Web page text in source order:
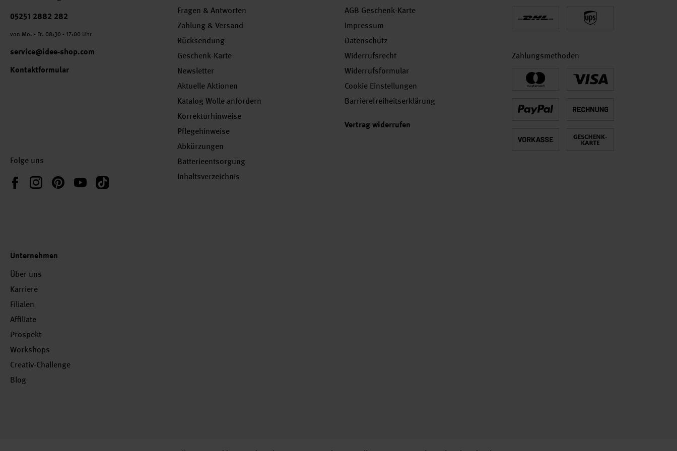
Telefonnummer
05251 2882 282
von Mo. - Fr. 08:30 - 17:00 Uhr
service@idee-shop.com
Kontaktformular
Folge uns
FacebookInstagramPinterestYouTubeTikTok
Fragen & Antworten
Zahlung & Versand
Rücksendung
Geschenk-Karte
Newsletter
Aktuelle Aktionen
Katalog Wolle anfordern
Korrekturhinweise
Pflegehinweise
Abkürzungen
Batterieentsorgung
Inhaltsverzeichnis
AGB Geschenk-Karte
Impressum
Datenschutz
Widerrufsrecht
Widerrufsformular
Cookie Einstellungen
Barrierefreiheitserklärung
Vertrag widerrufen
Zahlungsmethoden
Unternehmen
Über uns
Karriere
Filialen
Affiliate
Prospekt
Workshops
Creativ-Challenge
Blog